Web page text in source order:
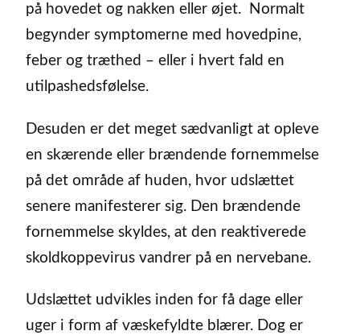
på hovedet og nakken eller øjet. Normalt
begynder symptomerne med hovedpine,
feber og træthed – eller i hvert fald en
utilpashedsfølelse.
Desuden er det meget sædvanligt at opleve
en skærende eller brændende fornemmelse
på det område af huden, hvor udslættet
senere manifesterer sig. Den brændende
fornemmelse skyldes, at den reaktiverede
skoldkoppevirus vandrer på en nervebane.
Udslættet udvikles inden for få dage eller
uger i form af væskefyldte blærer. Dog er